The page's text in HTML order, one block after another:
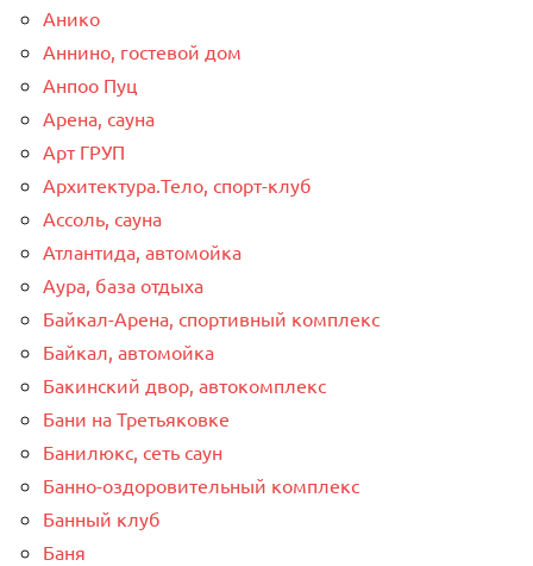
Анико
Аннино, гостевой дом
Анпоо Пуц
Арена, сауна
Арт ГРУП
Архитектура.Тело, спорт-клуб
Ассоль, сауна
Атлантида, автомойка
Аура, база отдыха
Байкал-Арена, спортивный комплекс
Байкал, автомойка
Бакинский двор, автокомплекс
Бани на Третьяковке
Банилюкс, сеть саун
Банно-оздоровительный комплекс
Банный клуб
Баня